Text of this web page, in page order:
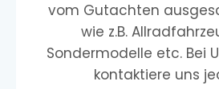
vom Gutachten
wie z.B.
Sondermodelle etc. Bei
kontaktiere uns